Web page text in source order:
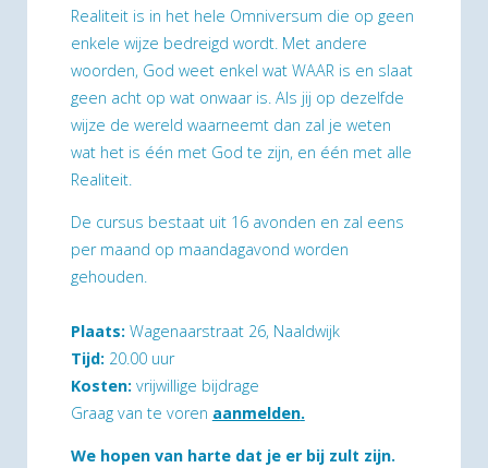
Realiteit is in het hele Omniversum die op geen
enkele wijze bedreigd wordt. Met andere
woorden, God weet enkel wat WAAR is en slaat
geen acht op wat onwaar is. Als jij op dezelfde
wijze de wereld waarneemt dan zal je weten
wat het is één met God te zijn, en één met alle
Realiteit.
De cursus bestaat uit 16 avonden en zal eens
per maand op maandagavond worden
gehouden.
Plaats:Wagenaarstraat 26, Naaldwijk
Tijd:20.00 uur
Kosten:vrijwillige bijdrage
Graag van te voren aanmelden.
We hopen van harte dat je er bij zult zijn.